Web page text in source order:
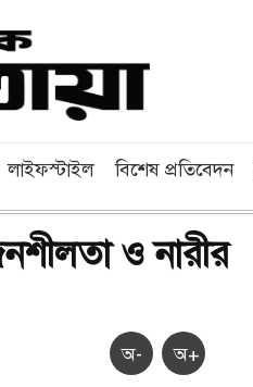
লাইফস্টাইল বিশেষ প্রতিবেদন
ও নারীর
অ- অ+